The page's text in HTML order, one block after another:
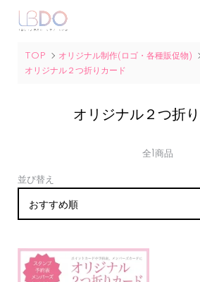
TOP
オリジナル制作(ロゴ・各種販促物)
オリジナル２つ折りカード
オリジナル２つ折
全1商品
並び替え